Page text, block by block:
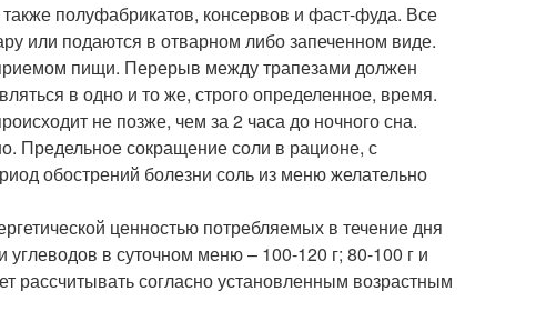
полуфабрикатов, консервов и фаст-фуда. Все
или подаются в отварном либо запеченном виде.
пищи. Перерыв между трапезами должен
в одно и то же, строго определенное, время.
не позже, чем за 2 часа до ночного сна.
Предельное сокращение соли в рационе, с
обострений болезни соль из меню желательно
ценностью потребляемых в течение дня
в суточном меню – 100-120 г; 80-100 г и
рассчитывать согласно установленным возрастным